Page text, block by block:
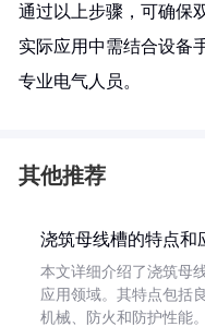
通过以上步骤，可确保
实际应用中需结合设备
专业电气人员。
其他推荐
浇筑母线槽的特点和
本文详细介绍了浇筑母
应用领域。其特点包括
机械、防火和防护性能